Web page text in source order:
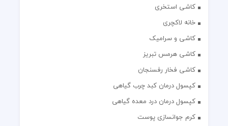
کاشی استخری
خانه لاکچری
کاشی و سرامیک
کاشی هرمس تبریز
کاشی فخار رفسنجان
کپسول درمان کبد چرب گیاهی
کپسول درمان درد معده گیاهی
کرم جوانسازی پوست